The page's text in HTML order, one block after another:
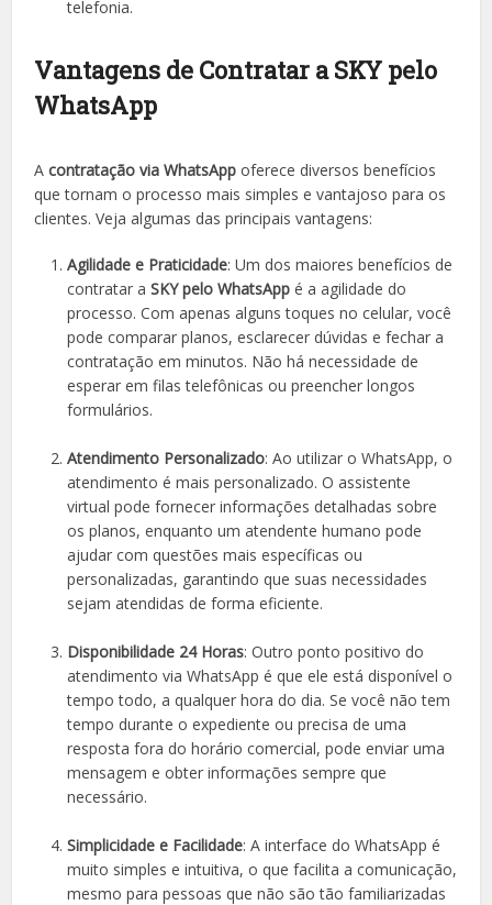
telefonia.
Vantagens de Contratar a SKY pelo
WhatsApp
Acontratação via WhatsApp oferece diversos benefícios
que tornam o processo mais simples e vantajoso para os
clientes. Veja algumas das principais vantagens:
Agilidade e Praticidade: Um dos maiores benefícios de
contratar aSKY pelo WhatsApp é a agilidade do
processo. Com apenas alguns toques no celular, você
pode comparar planos, esclarecer dúvidas e fechar a
contratação em minutos. Não há necessidade de
esperar em filas telefônicas ou preencher longos
formulários.
Atendimento Personalizado: Ao utilizar o WhatsApp, o
atendimento é mais personalizado. O assistente
virtual pode fornecer informações detalhadas sobre
os planos, enquanto um atendente humano pode
ajudar com questões mais específicas ou
personalizadas, garantindo que suas necessidades
sejam atendidas de forma eficiente.
Disponibilidade 24 Horas: Outro ponto positivo do
atendimento via WhatsApp é que ele está disponível o
tempo todo, a qualquer hora do dia. Se você não tem
tempo durante o expediente ou precisa de uma
resposta fora do horário comercial, pode enviar uma
mensagem e obter informações sempre que
necessário.
Simplicidade e Facilidade: A interface do WhatsApp é
muito simples e intuitiva, o que facilita a comunicação,
mesmo para pessoas que não são tão familiarizadas